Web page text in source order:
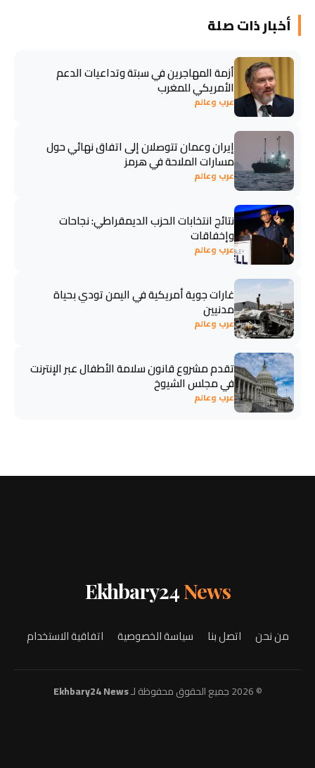
أخبار ذات صلة
أزمة المهاجرين في سبتة وتداعيات الدعم
الأمريكي للمغرب
عرب وعالم
إيران وعمان تتوصلان إلى اتفاق نهائي حول
مسارات الملاحة في هرمز
عرب وعالم
نتائج انتخابات الحزب الديمقراطي: نجاحات
وإخفاقات
عرب وعالم
غارات جوية أمريكية في اليمن تودي بحياة
مدنيين
عرب وعالم
تقدم مشروع قانون سلامة الأطفال عبر الإنترنت
في مجلس الشيوخ
عرب وعالم
Ekhbary24News
من نحن اتصل بنا سياسة الخصوصية اتفاقية الاستخدام
© 2026 جميع الحقوق محفوظة لـ Ekhbary24 News